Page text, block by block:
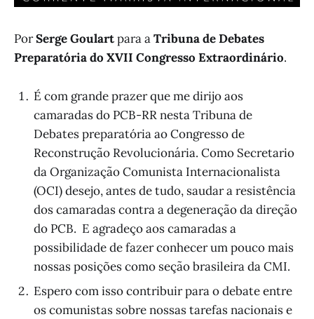
PorSerge Goulartpara aTribuna de Debates
Preparatória do XVII Congresso Extraordinário.
É com grande prazer que me dirijo aos
camaradas do PCB-RR nesta Tribuna de
Debates preparatória ao Congresso de
Reconstrução Revolucionária. Como Secretario
da Organização Comunista Internacionalista
(OCI) desejo, antes de tudo, saudar a resistência
dos camaradas contra a degeneração da direção
do PCB. E agradeço aos camaradas a
possibilidade de fazer conhecer um pouco mais
nossas posições como seção brasileira da CMI.
Espero com isso contribuir para o debate entre
os comunistas sobre nossas tarefas nacionais e